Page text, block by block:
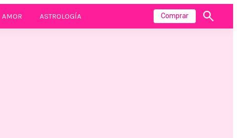
AMOR ASTROLOGÍA Comprar
Mostrar